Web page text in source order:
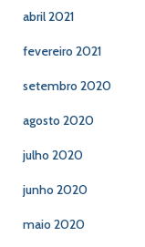
abril 2021
fevereiro 2021
setembro 2020
agosto 2020
julho 2020
junho 2020
maio 2020